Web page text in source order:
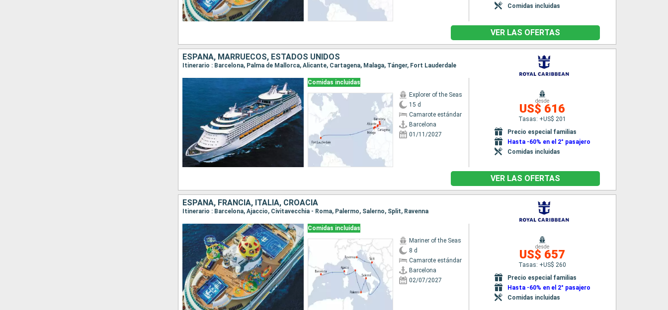
Comidas incluidas
VER LAS OFERTAS
ESPAÑA, MARRUECOS, ESTADOS UNIDOS
Itinerario : Barcelona, Palma de Mallorca, Alicante, Cartagena, Malaga, Tánger, Fort Lauderdale
Comidas incluidas
Explorer of the Seas
15 d
Camarote estándar
Barcelona
01/11/2027
desde
US$ 616
Tasas: +US$ 201
Precio especial familias
Hasta -60% en el 2° pasajero
Comidas incluidas
VER LAS OFERTAS
ESPAÑA, FRANCIA, ITALIA, CROACIA
Itinerario : Barcelona, Ajaccio, Civitavecchia - Roma, Palermo, Salerno, Split, Ravenna
Comidas incluidas
Mariner of the Seas
8 d
Camarote estándar
Barcelona
02/07/2027
desde
US$ 657
Tasas: +US$ 260
Precio especial familias
Hasta -60% en el 2° pasajero
Comidas incluidas